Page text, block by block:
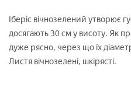
Іберіс вічнозелений утворює
досягають 30 см у висоту. Як
дуже рясно, через що їх
Листя вічнозелені, шкірясті.